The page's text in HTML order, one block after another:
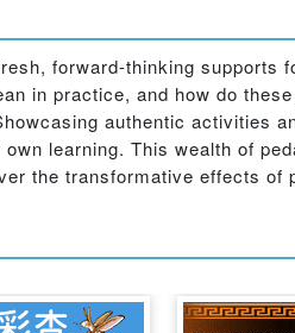
forward-thinking supports
in practice, and how do
authentic activities
learning. This wealth of
the transformative effects